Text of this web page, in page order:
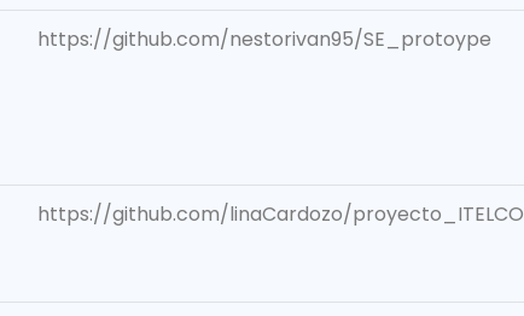
https://github.com/nestorivan95/SE_protoype
https://github.com/linaCardozo/proyecto_ITELCO